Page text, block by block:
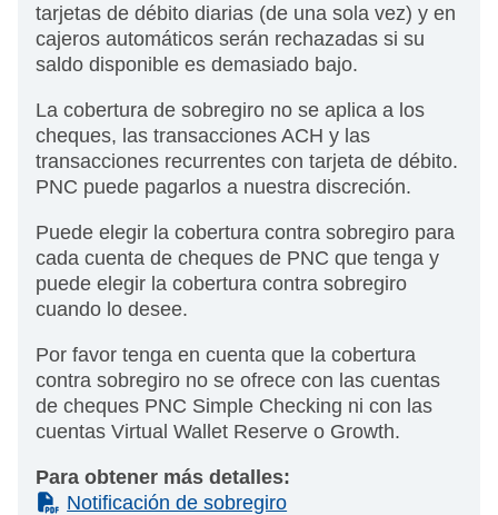
tarjetas de débito diarias (de una sola vez) y en
cajeros automáticos serán rechazadas si su
saldo disponible es demasiado bajo.
La cobertura de sobregiro no se aplica a los
cheques, las transacciones ACH y las
transacciones recurrentes con tarjeta de débito.
PNC puede pagarlos a nuestra discreción.
Puede elegir la cobertura contra sobregiro para
cada cuenta de cheques de PNC que tenga y
puede elegir la cobertura contra sobregiro
cuando lo desee.
Por favor tenga en cuenta que la cobertura
contra sobregiro no se ofrece con las cuentas
de cheques PNC Simple Checking ni con las
cuentas Virtual Wallet Reserve o Growth.
Para obtener más detalles:
(PDF)
Notificación de sobregiro